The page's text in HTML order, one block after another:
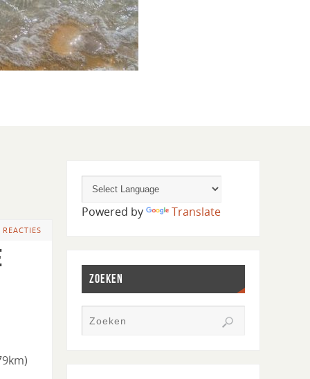
REACTIES
Powered by Translate
ZOEKEN